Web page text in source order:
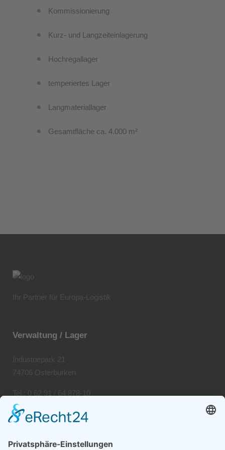
Kommissionierung
Kurz- und Langzeiteinlagerung
Hochregallager
temperiertes Lager
Langmateriallager
Gesamtfläche ca. 4.000 m²
Ihr Partner für Europa-Logistik
Verwaltung / Lager
Industriepark 21
74706 Osterburken
Tel.: 0 62 91 / 64 878-10
Fax: 0 62 91 / 64 878-20
Umschlag / Nahverkehr